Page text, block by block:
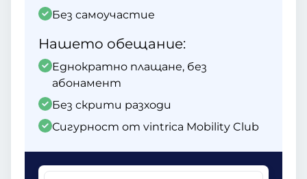
Без самоучастие
Нашето обещание:
Еднократно плащане, без
абонамент
Без скрити разходи
Сигурност от vintrica Mobility Club